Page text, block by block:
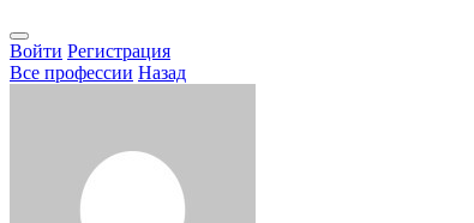
Войти Регистрация
Все професcии Назад